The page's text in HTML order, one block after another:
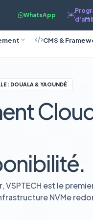
WhatsApp
CMS &
: DOUALA & YAOUNDÉ
VSPTECH est le
NVMe